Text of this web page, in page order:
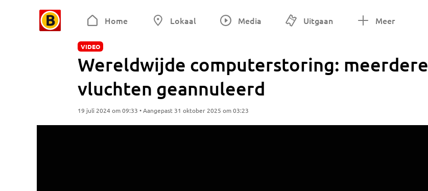
Home Lokaal Media Uitgaan Meer
VIDEO
Wereldwijde computerstoring: meerdere
vluchten geannuleerd
19 juli 2024 om 09:33 • Aangepast 31 oktober 2025 om 03:23